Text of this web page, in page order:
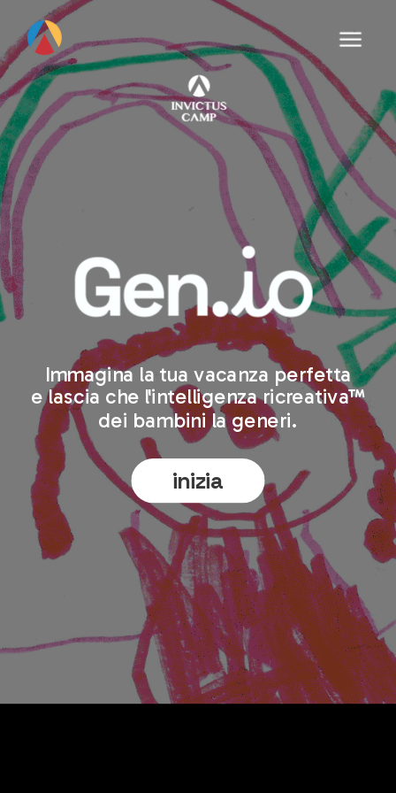
Immagina la tua vacanza perfetta
e lascia che l'intelligenza ricreativa™
dei bambini la generi.
inizia